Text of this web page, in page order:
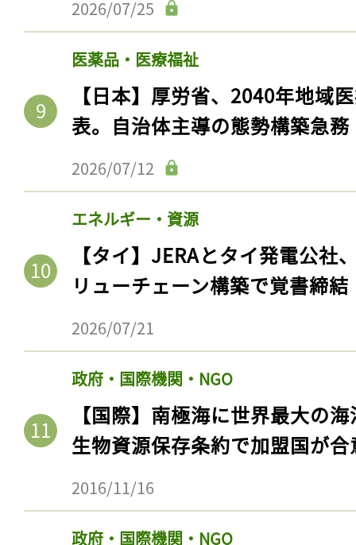
2026/07/25
医薬品・医療福祉
【日本】厚労省、2040年地域
表。自治体主導の態勢構築急務
2026/07/12
エネルギー・資源
【タイ】JERAとタイ発電公社
リューチェーン構築で覚書締結
2026/07/21
政府・国際機関・NGO
【国際】南極海に世界最大の
生物資源保存条約で加盟国が合
2016/11/16
政府・国際機関・NGO